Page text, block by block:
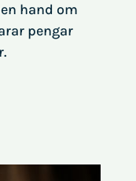
hand om
pengar